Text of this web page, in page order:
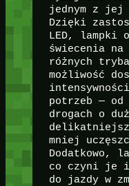
jednym z jej
Dzięki
LED, lampki
świecenia na
różnych
możliwość
potrzeb — od
drogach o
mniej
Dodatkowo,
co czyni je
do jazdy w